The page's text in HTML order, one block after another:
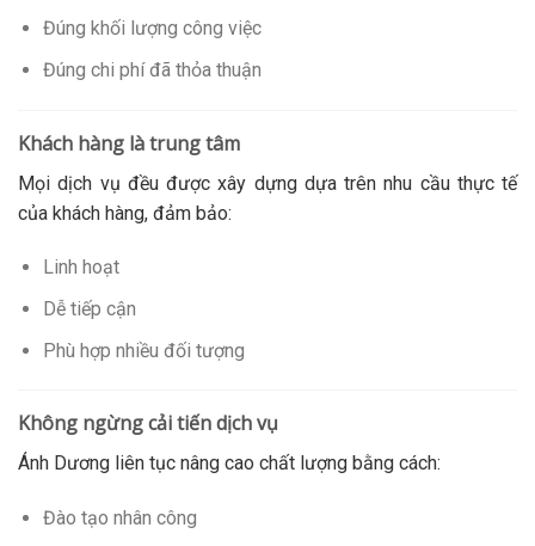
Đúng khối lượng công việc
Đúng chi phí đã thỏa thuận
Khách hàng là trung tâm
Mọi dịch vụ đều được xây dựng dựa trên nhu cầu thực tế
của khách hàng, đảm bảo:
Linh hoạt
Dễ tiếp cận
Phù hợp nhiều đối tượng
Không ngừng cải tiến dịch vụ
Ánh Dương liên tục nâng cao chất lượng bằng cách:
Đào tạo nhân công